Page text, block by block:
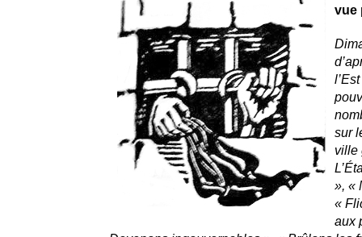
vue
sur
ville
», «
«
aux